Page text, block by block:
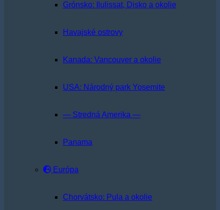
Grónsko: Ilulissat, Disko a okolie
Havajské ostrovy
Kanada: Vancouver a okolie
USA: Národný park Yosemite
— Stredná Amerika —
Panama
Európa
Chorvátsko: Pula a okolie